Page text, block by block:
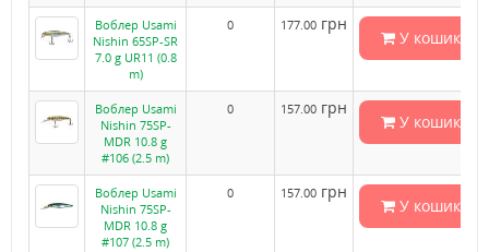
Воблер Usami
Nishin 65SP-SR
7.0 g UR11 (0.8
m)
0 177.00 грн
У кошик
Воблер Usami
Nishin 75SP-
MDR 10.8 g
#106 (2.5 m)
0 157.00 грн
У кошик
Воблер Usami
Nishin 75SP-
MDR 10.8 g
#107 (2.5 m)
0 157.00 грн
У кошик